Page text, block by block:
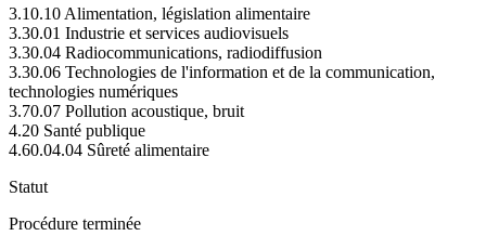
3.10.10 Alimentation, législation alimentaire
3.30.01 Industrie et services audiovisuels
3.30.04 Radiocommunications, radiodiffusion
3.30.06 Technologies de l'information et de la communication,
technologies numériques
3.70.07 Pollution acoustique, bruit
4.20 Santé publique
4.60.04.04 Sûreté alimentaire
Statut
Procédure terminée